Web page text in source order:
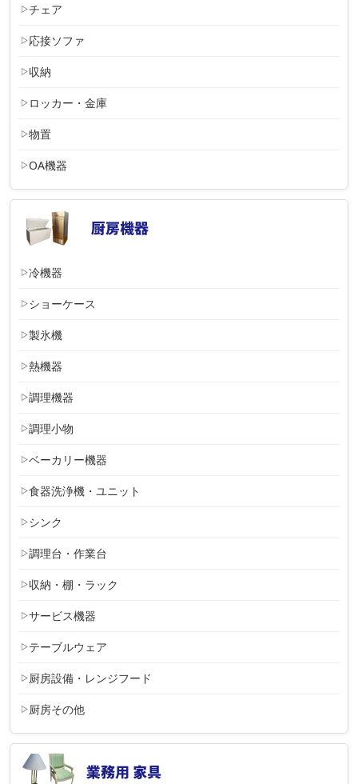
チェア
応接ソファ
収納
ロッカー・金庫
物置
OA機器
冷機器
ショーケース
製氷機
熱機器
調理機器
調理小物
ベーカリー機器
食器洗浄機・ユニット
シンク
調理台・作業台
収納・棚・ラック
サービス機器
テーブルウェア
厨房設備・レンジフード
厨房その他